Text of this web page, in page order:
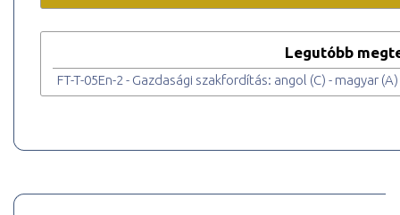
Legutóbb
FT-T-05En-2 - Gazdasági szakfordítás: angol (C) - magyar (A)